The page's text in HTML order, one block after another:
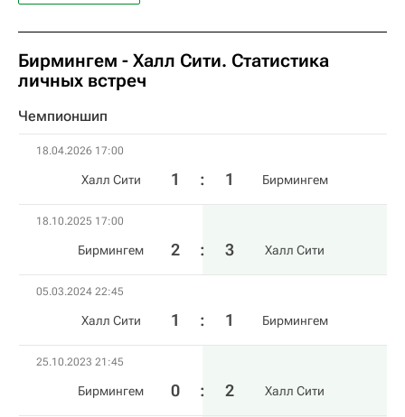
Бирмингем - Халл Сити. Статистика
личных встреч
Чемпионшип
18.04.2026 17:00
Халл Сити 1 : 1 Бирмингем
18.10.2025 17:00
Бирмингем 2 : 3 Халл Сити
05.03.2024 22:45
Халл Сити 1 : 1 Бирмингем
25.10.2023 21:45
Бирмингем 0 : 2 Халл Сити